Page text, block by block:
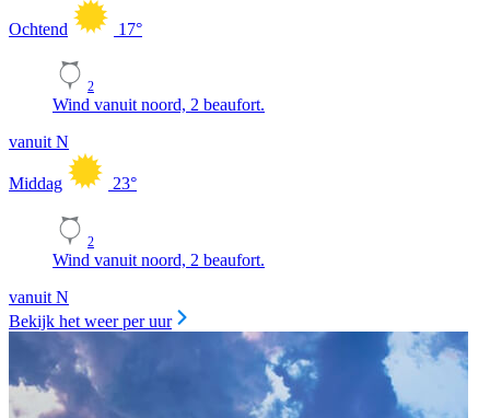
Ochtend 17°
2
Wind vanuit noord, 2 beaufort.
vanuit N
Middag 23°
2
Wind vanuit noord, 2 beaufort.
vanuit N
Bekijk het weer per uur